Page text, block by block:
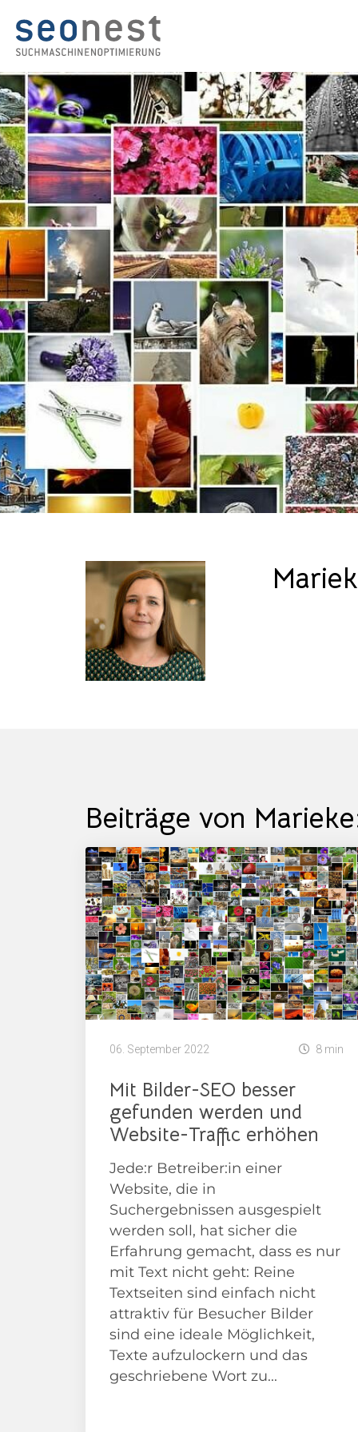
Beiträge von
06. September 2022 8 min
Mit Bilder-SEO besser
gefunden werden und
Website-Traffic erhöhen
Jede:r Betreiber:in einer
Website, die in
Suchergebnissen ausgespielt
werden soll, hat sicher die
Erfahrung gemacht, dass es nur
mit Text nicht geht: Reine
Textseiten sind einfach nicht
attraktiv für Besucher Bilder
sind eine ideale Möglichkeit,
Texte aufzulockern und das
geschriebene Wort zu...